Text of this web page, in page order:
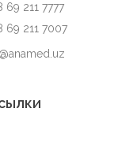
69 211 7777
69 211 7007